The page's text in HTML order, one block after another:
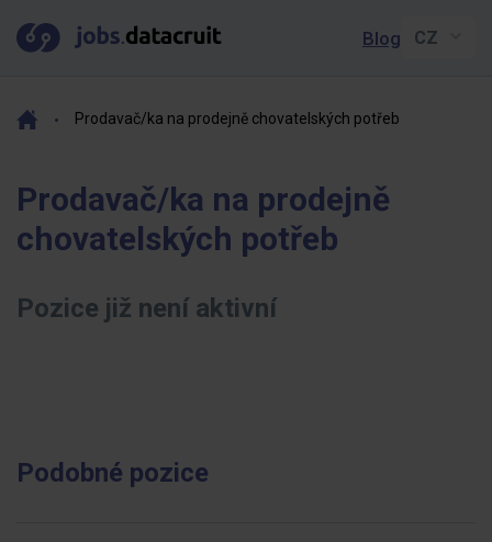
Blog
Prodavač/ka na prodejně chovatelských potřeb
Prodavač/ka na prodejně
chovatelských potřeb
Pozice již není aktivní
Podobné pozice